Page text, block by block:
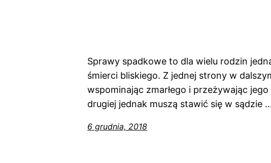
Sprawy spadkowe to dla wielu rodzin
śmierci bliskiego. Z jednej strony w
wspominając zmarłego i przeżywając
drugiej jednak muszą stawić się w sądzie
6 grudnia, 2018